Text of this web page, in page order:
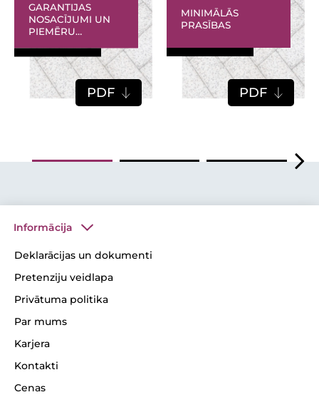
GARANTIJAS
NOSACĪJUMI UN
PIEMĒRU
PDF
MINIMĀLĀS
PRASĪBAS
PDF
Informācija
Deklarācijas un dokumenti
Pretenziju veidlapa
Privātuma politika
Par mums
Karjera
Kontakti
Cenas